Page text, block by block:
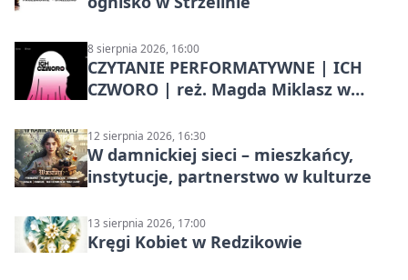
8 sierpnia 2026, 16:00
CZYTANIE PERFORMATYWNE | ICH
CZWORO | reż. Magda Miklasz w
12 sierpnia 2026, 16:30
W damnickiej sieci – mieszkańcy,
instytucje, partnerstwo w kulturze
13 sierpnia 2026, 17:00
Kręgi Kobiet w Redzikowie